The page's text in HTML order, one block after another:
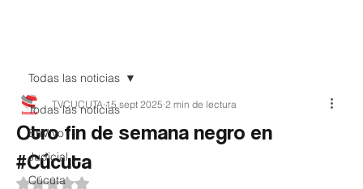
Todas las noticias
EnVivo
Judicial
Cúcuta
Todas las noticias
Otro fin de semana negro en
#Cúcuta
TVCUCUTA 15 sept 2025 2 min de lectura
Obtuvo NaN de 5 estrellas.